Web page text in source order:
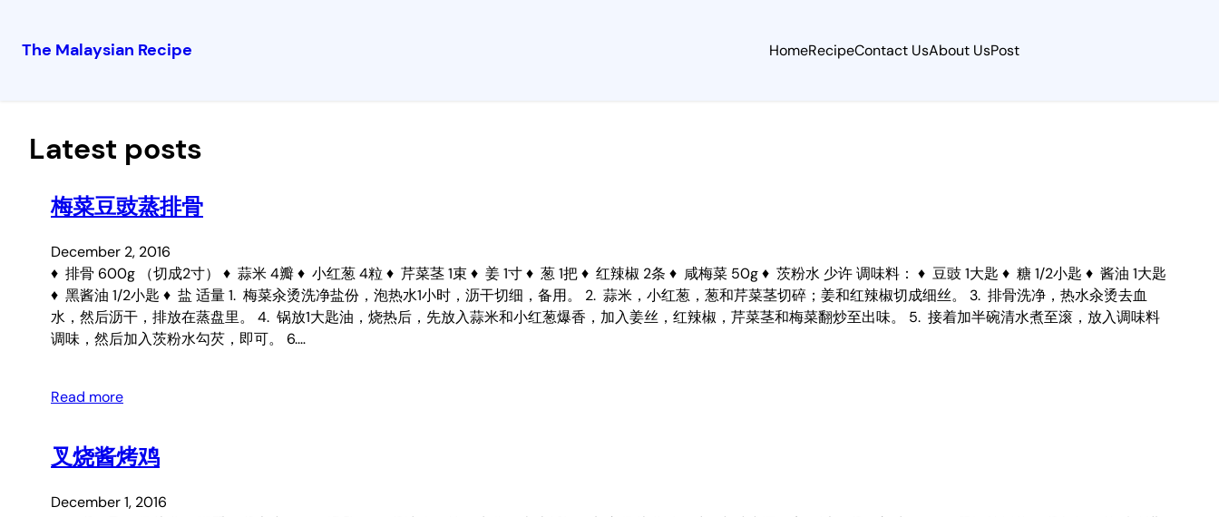
The Malaysian Recipe HomeRecipeContact UsAbout UsPost
Latest posts
梅菜豆豉蒸排骨
December 2, 2016
♦ 排骨 600g （切成2寸） ♦ 蒜米 4瓣 ♦ 小红葱 4粒 ♦ 芹菜茎 1束 ♦ 姜 1寸 ♦ 葱 1把 ♦ 红辣椒 2条 ♦ 咸梅菜 50g ♦ 茨粉水 少许 调味料： ♦ 豆豉 1大匙 ♦ 糖 1/2小匙 ♦ 酱油 1大匙
♦ 黑酱油 1/2小匙 ♦ 盐 适量 1. 梅菜汆烫洗净盐份，泡热水1小时，沥干切细，备用。 2. 蒜米，小红葱，葱和芹菜茎切碎；姜和红辣椒切成细丝。 3. 排骨洗净，热水汆烫去血
水，然后沥干，排放在蒸盘里。 4. 锅放1大匙油，烧热后，先放入蒜米和小红葱爆香，加入姜丝，红辣椒，芹菜茎和梅菜翻炒至出味。 5. 接着加半碗清水煮至滚，放入调味料
调味，然后加入茨粉水勾芡，即可。 6.…
Read more
叉烧酱烤鸡
December 1, 2016